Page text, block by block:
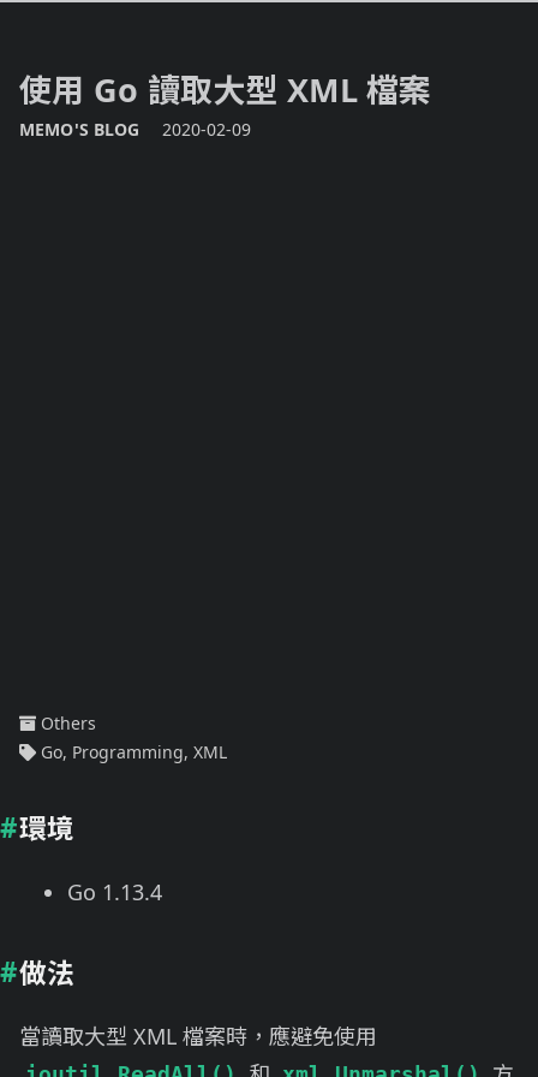
使用 Go 讀取大型 XML 檔案
MEMO'S BLOG 2020-02-09
Others
Go, Programming, XML
環境
Go 1.13.4
做法
當讀取大型 XML 檔案時，應避免使用